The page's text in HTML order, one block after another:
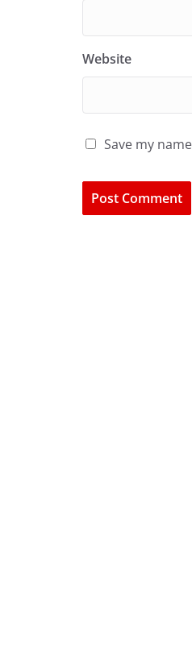
Website
Save my